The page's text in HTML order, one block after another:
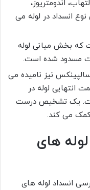
اندومتریوز،
انسداد در لوله می
که بخش میانی ​​لوله
مسدود شده است.
نیز نامیده می
انتهایی لوله در
یک تشخیص درست
کمک می کند.
های
انسداد لوله های